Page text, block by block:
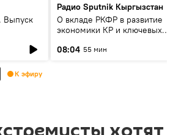
Выпуск
Радио Sputnik Кыргызстан
О вкладе РКФР в развитие
экономики КР и ключевых
08:04 55 мин
К эфиру